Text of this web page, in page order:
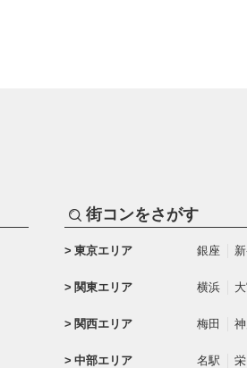
街コンをさがす
東京エリア 銀座
関東エリア 横浜
関西エリア 梅田
中部エリア 名駅 栄